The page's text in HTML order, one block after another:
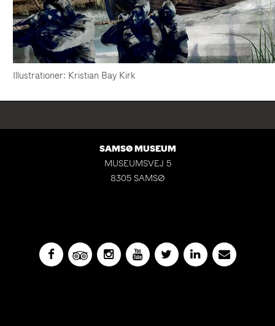
Illustrationer: Kristian Bay Kirk
SAMSØ MUSEUM
MUSEUMSVEJ 5
8305 SAMSØ